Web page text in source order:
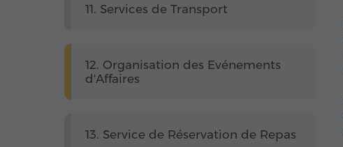
11. Services de Transport
12. Organisation des Evénements
d'Affaires
13. Service de Réservation de Repas